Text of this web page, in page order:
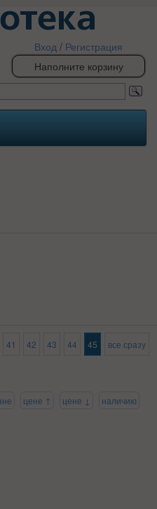
Вход / Регистрация
Наполните корзину
41 42 43 44 45 все сразу
цене ↑ цене ↓ наличию